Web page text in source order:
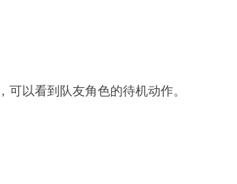
可以看到队友角色的待机动作。